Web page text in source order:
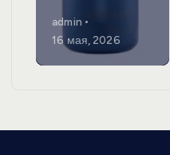
admin
16 мая, 2026